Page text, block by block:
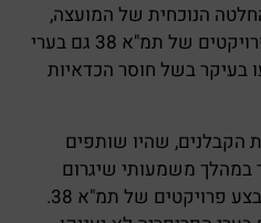
הנוכחית של המועצה,
תעודד את הקבלנים לבצע פרויקטים של תמ"א 38 גם בערי
בעיקר בשל חוסר הכדאיות
הקבלנים, שהיו שותפים
במהלך משמעותי שיגרום
כעת לרבבות קבלנים לרוץ לבצע פרויקטים של תמ"א 38.